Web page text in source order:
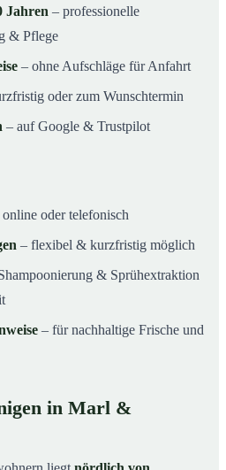
Jahren – professionelle
& Pflege
– ohne Aufschläge für Anfahrt
oder zum Wunschtermin
– auf Google & Trustpilot
online oder telefonisch
– flexibel & kurzfristig möglich
& Sprühextraktion
– für nachhaltige Frische und
in Marl &